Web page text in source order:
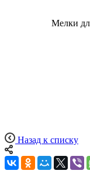
Мелки
Назад к списку